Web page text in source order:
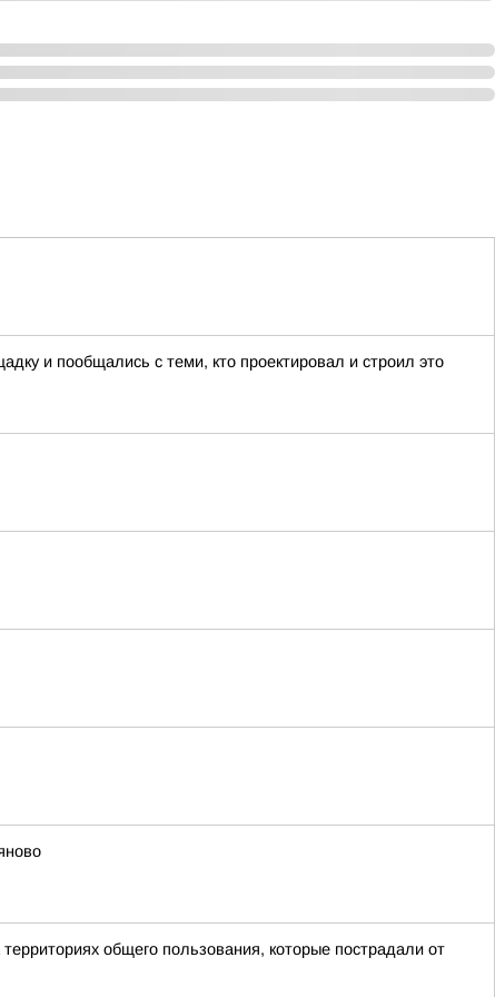
и пообщались с теми, кто проектировал и строил это
общего пользования, которые пострадали от